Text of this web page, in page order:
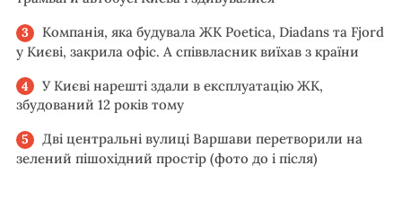
Компанія, яка будувала ЖК Poetica, Diadans та Fjord
у Києві, закрила офіс. А співвласник виїхав з країни
У Києві нарешті здали в експлуатацію ЖК,
збудований 12 років тому
Дві центральні вулиці Варшави перетворили на
зелений пішохідний простір (фото до і після)